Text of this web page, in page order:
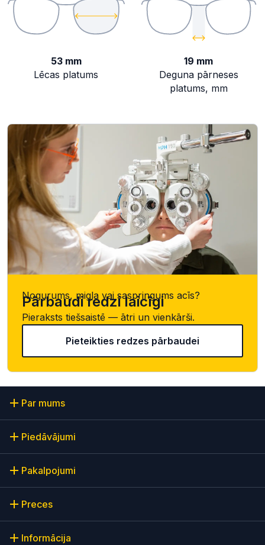
53 mm
Lēcas platums
19 mm
Deguna pārneses
platums, mm
Nogurums, migla vai saspringums acīs?
Pārbaudi redzi laicīgi
Pieraksts tiešsaistē — ātri un vienkārši.
Pieteikties redzes pārbaudei
Par mums
Piedāvājumi
Pakalpojumi
Preces
Informācija